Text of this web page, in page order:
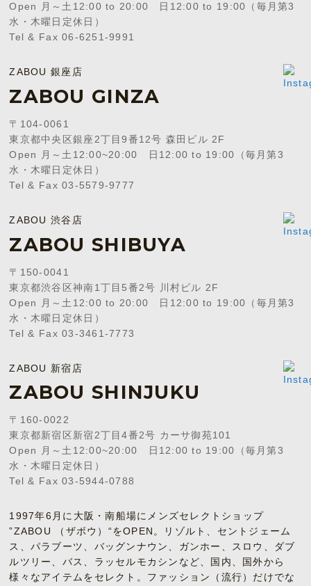
Open 月～土12:00 to 20:00 日12:00 to 19:00（毎月第3
水・木曜日定休日）
Tel & Fax 06-6251-9991
ZABOU 銀座店
ZABOU GINZA
〒104-0061
東京都中央区銀座2丁目9番12号 森田ビル 2F
Open 月～土12:00~20:00 日12:00 to 19:00（毎月第3
水・木曜日定休日）
Tel & Fax 03-5579-9777
ZABOU 渋谷店
ZABOU SHIBUYA
〒150-0041
東京都渋谷区神南1丁目5番2号 川村ビル 2F
Open 月～土12:00 to 20:00 日12:00 to 19:00（毎月第3
水・木曜日定休日）
Tel & Fax 03-3461-7773
ZABOU 新宿店
ZABOU SHINJUKU
〒160-0022
東京都新宿区新宿2丁目4番2号 カーサ御苑101
Open 月～土12:00~20:00 日12:00 to 19:00（毎月第3
水・木曜日定休日）
Tel & Fax 03-5944-0788
1997年6月に大阪・南船場にメンズセレクトショップ
”ZABOU （ザボウ）“をOPEN。リゾルト、セントジェーム
ス、パラブーツ、バッグンナウン、ガンホー、スロウ、ダブ
ルツリー、バス、ラッセルモカシンなど、国内、国外から
様々なアイテムをセレクト。ファッション（流行）だけでな